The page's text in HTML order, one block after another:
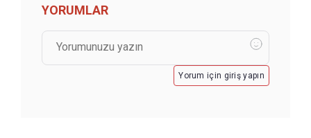
YORUMLAR
Yorum için giriş yapın